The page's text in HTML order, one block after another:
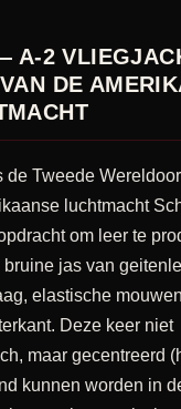
A-2
DE
de Tweede
luchtmacht
om leer te
bruine jas van
elastische
Deze keer niet
maar gecentreerd
kunnen worden in